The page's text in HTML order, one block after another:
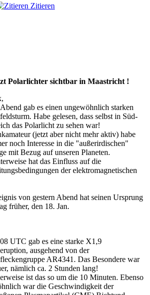
Zitieren
Polarlichter sichtbar in Maastricht !
gab es einen ungewöhnlich starken
Habe gelesen, dass selbst in Süd-
das Polarlicht zu sehen war!
(jetzt aber nicht mehr aktiv) habe
noch Interesse in die "außerirdischen"
mit Bezug auf unseren Planeten.
hat das Einfluss auf die
der elektromagnetischen
von gestern Abend hat seinen Ursprung
früher, den 18. Jan.
UTC gab es eine starke X1,9
ausgehend von der
AR4341. Das Besondere war
nämlich ca. 2 Stunden lang!
ist das so um die 10 Minuten. Ebenso
war die Geschwindigkeit der